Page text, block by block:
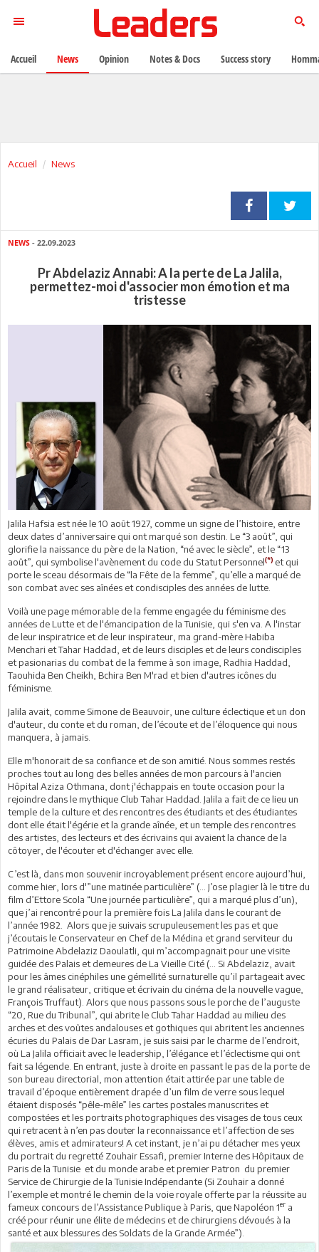
Accueil News
NEWS - 22.09.2023
Pr Abdelaziz Annabi: A la perte de La Jalila,
permettez-moi d'associer mon émotion et ma
tristesse
Jalila Hafsia est née le 10 août 1927, comme un signe de l’histoire, entre
deux dates d’anniversaire qui ont marqué son destin. Le “3 août”, qui
glorifie la naissance du père de la Nation, “né avec le siècle”, et le “13
août”, qui symbolise l'avènement du code du Statut Personnel(*) et qui
porte le sceau désormais de “la Fête de la femme”, qu’elle a marqué de
son combat avec ses aînées et condisciples des années de lutte.
Voilà une page mémorable de la femme engagée du féminisme des
années de Lutte et de l'émancipation de la Tunisie, qui s'en va. A l'instar
de leur inspiratrice et de leur inspirateur, ma grand-mère Habiba
Menchari et Tahar Haddad, et de leurs disciples et de leurs condisciples
et pasionarias du combat de la femme à son image, Radhia Haddad,
Taouhida Ben Cheikh, Bchira Ben M'rad et bien d'autres icônes du
féminisme.
Jalila avait, comme Simone de Beauvoir, une culture éclectique et un don
d'auteur, du conte et du roman, de l’écoute et de l’éloquence qui nous
manquera, à jamais.
Elle m'honorait de sa confiance et de son amitié. Nous sommes restés
proches tout au long des belles années de mon parcours à l'ancien
Hôpital Aziza Othmana, dont j'échappais en toute occasion pour la
rejoindre dans le mythique Club Tahar Haddad. Jalila a fait de ce lieu un
temple de la culture et des rencontres des étudiants et des étudiantes
dont elle était l'égérie et la grande aînée, et un temple des rencontres
des artistes, des lecteurs et des écrivains qui avaient la chance de la
côtoyer, de l'écouter et d'échanger avec elle.
C’est là, dans mon souvenir incroyablement présent encore aujourd’hui,
comme hier, lors d'”une matinée particulière” (... J’ose plagier là le titre du
film d’Ettore Scola “Une journée particulière”, qui a marqué plus d’un),
que j’ai rencontré pour la première fois La Jalila dans le courant de
l’année 1982. Alors que je suivais scrupuleusement les pas et que
j’écoutais le Conservateur en Chef de la Médina et grand serviteur du
Patrimoine Abdelaziz Daoulatli, qui m’accompagnait pour une visite
guidée des Palais et demeures de La Vieille Cité (… Si Abdelaziz, avait
pour les âmes cinéphiles une gémellité surnaturelle qu’il partageait avec
le grand réalisateur, critique et écrivain du cinéma de la nouvelle vague,
François Truffaut). Alors que nous passons sous le porche de l’auguste
“20, Rue du Tribunal”, qui abrite le Club Tahar Haddad au milieu des
arches et des voûtes andalouses et gothiques qui abritent les anciennes
écuries du Palais de Dar Lasram, je suis saisi par le charme de l’endroit,
où La Jalila officiait avec le leadership, l’élégance et l’éclectisme qui ont
fait sa légende. En entrant, juste à droite en passant le pas de la porte de
son bureau directorial, mon attention était attirée par une table de
travail d’époque entièrement drapée d’un film de verre sous lequel
étaient disposés “pêle-mêle” les cartes postales manuscrites et
compostées et les portraits photographiques des visages de tous ceux
qui retracent à n’en pas douter la reconnaissance et l’affection de ses
élèves, amis et admirateurs! A cet instant, je n’ai pu détacher mes yeux
du portrait du regretté Zouhair Essafi, premier Interne des Hôpitaux de
Paris de la Tunisie et du monde arabe et premier Patron du premier
Service de Chirurgie de la Tunisie Indépendante (Si Zouhair a donné
l’exemple et montré le chemin de la voie royale offerte par la réussite au
fameux concours de l’Assistance Publique à Paris, que Napoléon 1er a
créé pour réunir une élite de médecins et de chirurgiens dévoués à la
santé et aux blessures des Soldats de la Grande Armée”).
Accueil News Opinion Notes & Docs Success story